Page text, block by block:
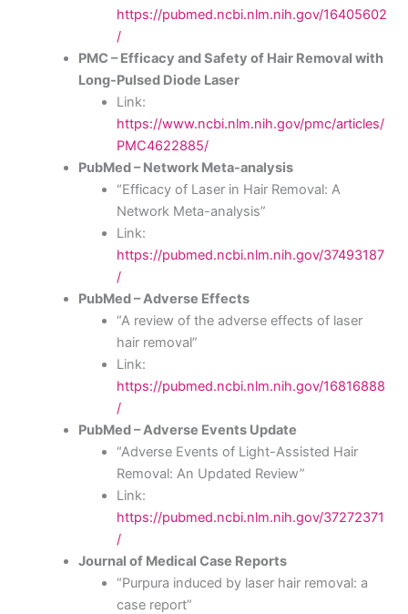
https://pubmed.ncbi.nlm.nih.gov/16405602
/
PMC – Efficacy and Safety of Hair Removal with
Long-Pulsed Diode Laser
Link:
https://www.ncbi.nlm.nih.gov/pmc/articles/
PMC4622885/
PubMed – Network Meta-analysis
“Efficacy of Laser in Hair Removal: A
Network Meta-analysis”
Link:
https://pubmed.ncbi.nlm.nih.gov/37493187
/
PubMed – Adverse Effects
“A review of the adverse effects of laser
hair removal”
Link:
https://pubmed.ncbi.nlm.nih.gov/16816888
/
PubMed – Adverse Events Update
“Adverse Events of Light-Assisted Hair
Removal: An Updated Review”
Link:
https://pubmed.ncbi.nlm.nih.gov/37272371
/
Journal of Medical Case Reports
“Purpura induced by laser hair removal: a
case report”